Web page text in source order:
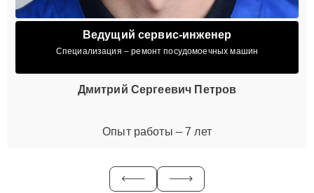
Ведущий сервис-инженер
Специализация – ремонт посудомоечных машин
Дмитрий Сергеевич Петров
Опыт работы – 7 лет